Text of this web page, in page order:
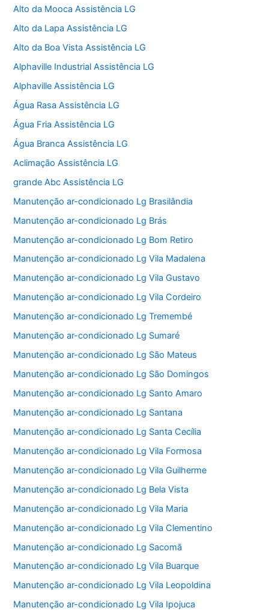
Alto da Mooca Assistência LG
Alto da Lapa Assistência LG
Alto da Boa Vista Assistência LG
Alphaville Industrial Assistência LG
Alphaville Assistência LG
Água Rasa Assistência LG
Água Fria Assistência LG
Água Branca Assistência LG
Aclimação Assistência LG
grande Abc Assistência LG
Manutenção ar-condicionado Lg Brasilândia
Manutenção ar-condicionado Lg Brás
Manutenção ar-condicionado Lg Bom Retiro
Manutenção ar-condicionado Lg Vila Madalena
Manutenção ar-condicionado Lg Vila Gustavo
Manutenção ar-condicionado Lg Vila Cordeiro
Manutenção ar-condicionado Lg Tremembé
Manutenção ar-condicionado Lg Sumaré
Manutenção ar-condicionado Lg São Mateus
Manutenção ar-condicionado Lg São Domingos
Manutenção ar-condicionado Lg Santo Amaro
Manutenção ar-condicionado Lg Santana
Manutenção ar-condicionado Lg Santa Cecília
Manutenção ar-condicionado Lg Vila Formosa
Manutenção ar-condicionado Lg Vila Guilherme
Manutenção ar-condicionado Lg Bela Vista
Manutenção ar-condicionado Lg Vila Maria
Manutenção ar-condicionado Lg Vila Clementino
Manutenção ar-condicionado Lg Sacomã
Manutenção ar-condicionado Lg Vila Buarque
Manutenção ar-condicionado Lg Vila Leopoldina
Manutenção ar-condicionado Lg Vila Ipojuca